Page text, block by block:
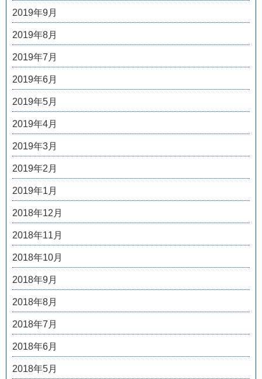
2019年9月
2019年8月
2019年7月
2019年6月
2019年5月
2019年4月
2019年3月
2019年2月
2019年1月
2018年12月
2018年11月
2018年10月
2018年9月
2018年8月
2018年7月
2018年6月
2018年5月